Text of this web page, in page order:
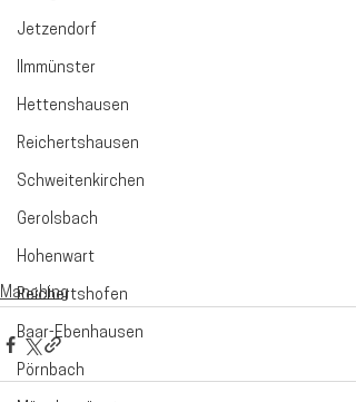
Jetzendorf
Ilmmünster
Hettenshausen
Reichertshausen
Schweitenkirchen
Gerolsbach
Hohenwart
Reichertshofen
Baar-Ebenhausen
Pörnbach
Manching